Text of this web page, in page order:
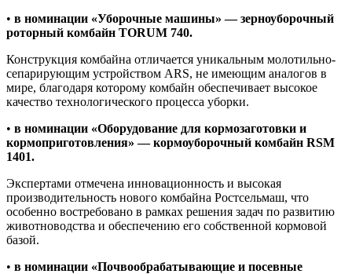
• в номинации «Уборочные машины» — зерноуборочный
роторный комбайн TORUM 740.
Конструкция комбайна отличается уникальным молотильно-
сепарирующим устройством ARS, не имеющим аналогов в
мире, благодаря которому комбайн обеспечивает высокое
качество технологического процесса уборки.
• в номинации «Оборудование для кормозаготовки и
кормоприготовления» — кормоуборочный комбайн RSM
1401.
Экспертами отмечена инновационность и высокая
производительность нового комбайна Ростсельмаш, что
особенно востребовано в рамках решения задач по развитию
животноводства и обеспечению его собственной кормовой
базой.
• в номинации «Почвообрабатывающие и посевные